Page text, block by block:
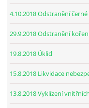
4.10.2018 Odstranění
29.9.2018 Odstranění
19.8.2018 Úklid
15.8.2018 Likvidace
13.8.2018 Vyklízení